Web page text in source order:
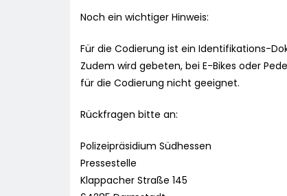
Noch ein wichtiger Hinweis:
Für die Codierung ist ein Identifikations-
Zudem wird gebeten, bei E-Bikes oder
für die Codierung nicht geeignet.
Rückfragen bitte an:
Polizeipräsidium Südhessen
Pressestelle
Klappacher Straße 145